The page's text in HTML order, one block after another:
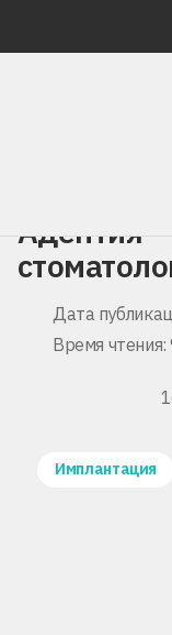
Адентия — что
Адентия —
Дата
Время
Имплантация